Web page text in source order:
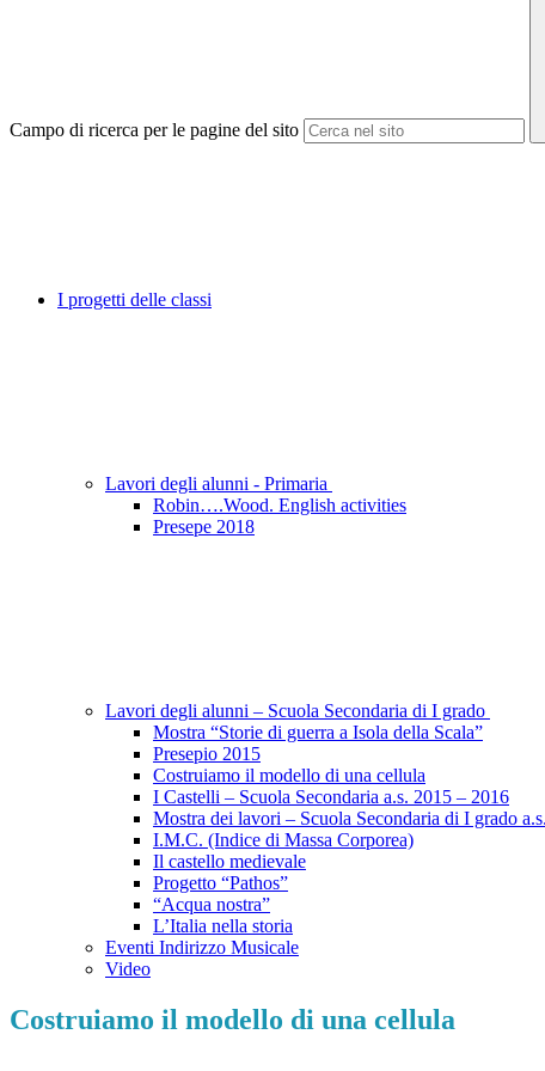
Campo di ricerca per le pagine del sito
I progetti delle classi
Lavori degli alunni - Primaria
Robin….Wood. English activities
Presepe 2018
Lavori degli alunni – Scuola Secondaria di I grado
Mostra “Storie di guerra a Isola della Scala”
Presepio 2015
Costruiamo il modello di una cellula
I Castelli – Scuola Secondaria a.s. 2015 – 2016
Mostra dei lavori – Scuola Secondaria di I grado
I.M.C. (Indice di Massa Corporea)
Il castello medievale
Progetto “Pathos”
“Acqua nostra”
L’Italia nella storia
Eventi Indirizzo Musicale
Video
Costruiamo il modello di una cellula